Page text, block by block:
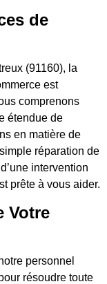
de
(91160), la
est
comprenons
étendue de
en matière de
réparation de
intervention
prête à vous aider.
Votre
personnel
résoudre toute